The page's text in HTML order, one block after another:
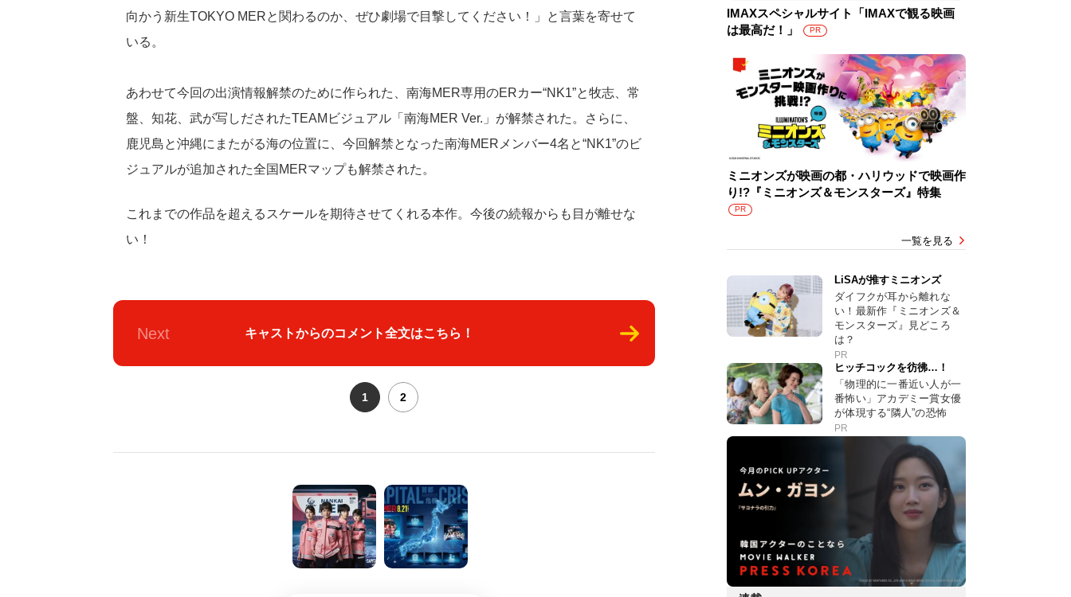
向かう新生TOKYO MERと関わるのか、ぜひ劇場で目撃してください！」と言葉を寄せて
いる。
あわせて今回の出演情報解禁のために作られた、南海MER専用のERカー“NK1”と牧志、常
盤、知花、武が写しだされたTEAMビジュアル「南海MER Ver.」が解禁された。さらに、
鹿児島と沖縄にまたがる海の位置に、今回解禁となった南海MERメンバー4名と“NK1”のビ
ジュアルが追加された全国MERマップも解禁された。
これまでの作品を超えるスケールを期待させてくれる本作。今後の続報からも目が離せな
い！
Next キャストからのコメント全文はこちら！
1 2
IMAXスペシャルサイト「IMAXで観る映画
は最高だ！」
PR
ミニオンズが映画の都・ハリウッドで映画作
り!?『ミニオンズ＆モンスターズ』特集
PR
一覧を見る
LiSAが推すミニオンズ
ダイフクが耳から離れな
い！最新作『ミニオンズ＆
モンスターズ』見どころ
は？
PR
ヒッチコックを彷彿…！
「物理的に一番近い人が一
番怖い」アカデミー賞女優
が体現する“隣人”の恐怖
PR